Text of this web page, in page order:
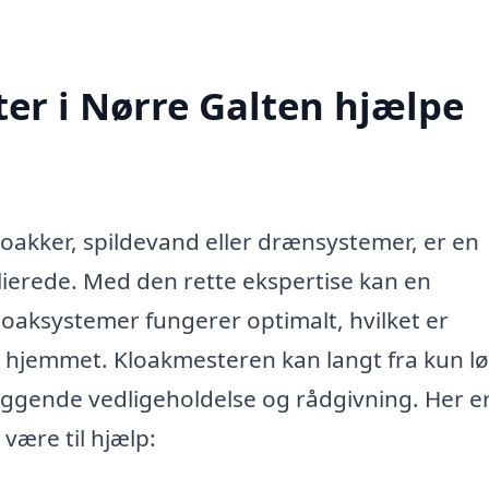
i Nørre Galten hjælpe
spildevand eller drænsystemer, er en
Med den rette ekspertise kan en
fungerer optimalt, hvilket er
Kloakmesteren kan langt fra kun
vedligeholdelse og rådgivning. Her
være til hjælp: